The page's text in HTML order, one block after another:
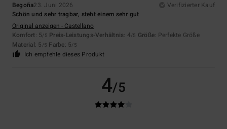
Begoña23. Juni 2026
Verifizierter Kauf
Schön und sehr tragbar, steht einem sehr gut
Original anzeigen - Castellano
Komfort: 5/5 Preis-Leistungs-Verhältnis: 4/5 Größe: Perfekte Größe
Material: 5 /5 Farbe: 5/5
Ich empfehle dieses Produkt
4/5